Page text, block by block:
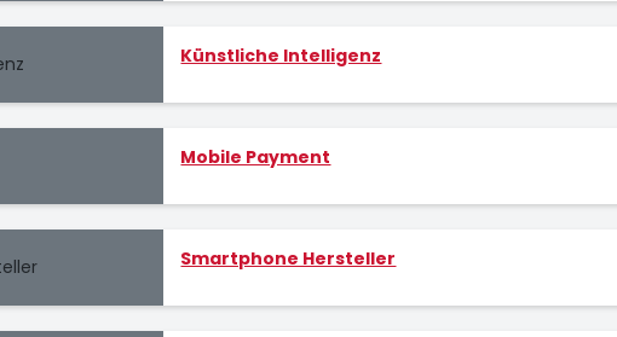
Künstliche Intelligenz
Mobile Payment
Smartphone Hersteller